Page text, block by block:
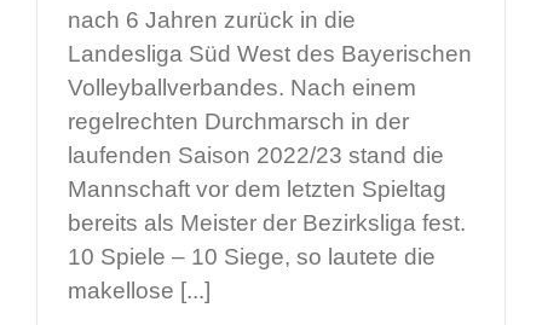
nach 6 Jahren zurück in die
Landesliga Süd West des Bayerischen
Volleyballverbandes. Nach einem
regelrechten Durchmarsch in der
laufenden Saison 2022/23 stand die
Mannschaft vor dem letzten Spieltag
bereits als Meister der Bezirksliga fest.
10 Spiele – 10 Siege, so lautete die
makellose [...]